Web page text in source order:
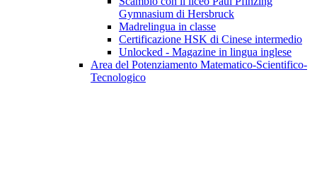
Gymnasium di Hersbruck
Madrelingua in classe
Certificazione HSK di Cinese intermedio
Unlocked - Magazine in lingua inglese
Area del Potenziamento Matematico-Scientifico-
Tecnologico